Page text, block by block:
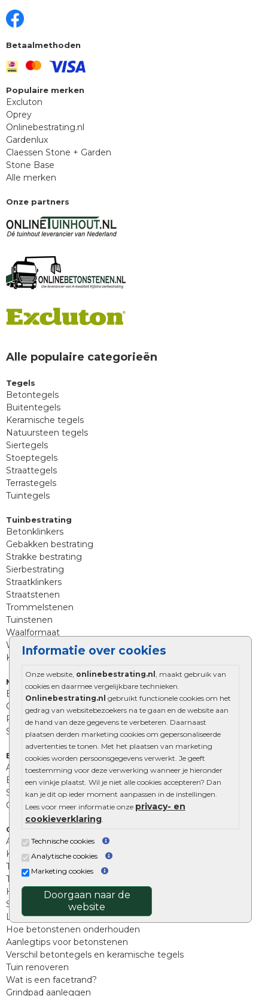
Informatie over cookies
Onze website, onlinebestrating.nl , maakt gebruik van
cookies en daarmee vergelijkbare technieken.
Onlinebestrating.nl gebruikt functionele cookies om het
gedrag van websitebezoekers na te gaan en de website aan
de hand van deze gegevens te verbeteren. Daarnaast
plaatsen derden marketing cookies om gepersonaliseerde
advertenties te tonen. Met het plaatsen van marketing
cookies worden persoonsgegevens verwerkt. Je geeft
toestemming voor deze verwerking wanneer je hieronder
een vinkje plaatst. Wil je niet alle cookies accepteren? Dan
kan je dit op ieder moment aanpassen in de instellingen.
Lees voor meer informatie onze privacy- en
cookieverklaring.
Technische cookies
Analytische cookies
Marketing cookies
Doorgaan naar de
website
Betaalmethoden
Populaire merken
Excluton
Oprey
Onlinebestrating.nl
Gardenlux
Claessen Stone + Garden
Stone Base
Alle merken
Onze partners
Alle populaire categorieën
Tegels
Betontegels
Buitentegels
Keramische tegels
Natuursteen tegels
Siertegels
Stoeptegels
Straattegels
Terrastegels
Tuintegels
Tuinbestrating
Betonklinkers
Gebakken bestrating
Strakke bestrating
Sierbestrating
Straatklinkers
Straatstenen
Trommelstenen
Tuinstenen
Waalformaat
Wildverband bestrating
Kingstones
Muurelementen
Betonbielzen
Opsluitbanden
Palissades
Stapelblokken
Extra benodigdheden
Afwatering en diversen
Beplantings en betonelementen
Split, grind en zand
Oprit tegels
Overig
Aanbiedingen
Kunstgras
Tuintegels outlet
Terrastegels leggen
Hoe richt ik een landelijke tuin in?
Sierbestrating schoonmaken
Legpatronen betonstenen
Hoe betonstenen onderhouden
Aanlegtips voor betonstenen
Verschil betontegels en keramische tegels
Tuin renoveren
Wat is een facetrand?
Grindpad aanleggen